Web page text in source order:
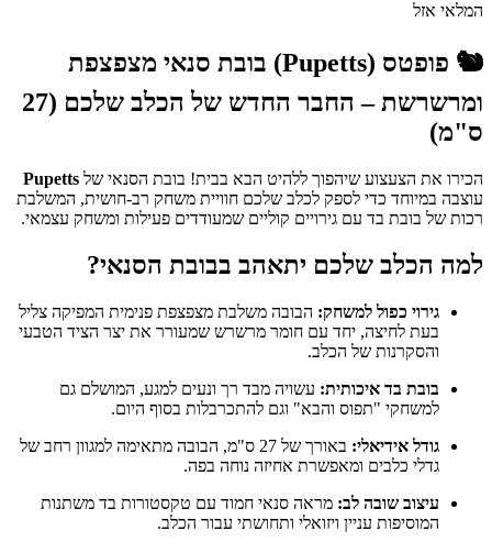
המלאי אזל
🐿️ פופטס (Pupetts) בובת סנאי מצפצפת
ומרשרשת – החבר החדש של הכלב שלכם (27
ס"מ)
הכירו את הצעצוע שיהפוך ללהיט הבא בבית! בובת הסנאי של Pupetts
עוצבה במיוחד כדי לספק לכלב שלכם חוויית משחק רב-חושית, המשלבת
רכות של בובת בד עם גירויים קוליים שמעודדים פעילות ומשחק עצמאי.
למה הכלב שלכם יתאהב בבובת הסנאי?
גירוי כפול למשחק: הבובה משלבת מצפצפת פנימית המפיקה צליל
בעת לחיצה, יחד עם חומר מרשרש שמעורר את יצר הציד הטבעי
והסקרנות של הכלב.
בובת בד איכותית: עשויה מבד רך ונעים למגע, המושלם גם
למשחקי "תפוס והבא" וגם להתכרבלות בסוף היום.
גודל אידיאלי:
באורך של 27 ס"מ, הבובה מתאימה למגוון רחב של
גדלי כלבים ומאפשרת אחיזה נוחה בפה.
עיצוב שובה לב: מראה סנאי חמוד עם טקסטורות בד משתנות
המוסיפות עניין ויזואלי ותחושתי עבור הכלב.